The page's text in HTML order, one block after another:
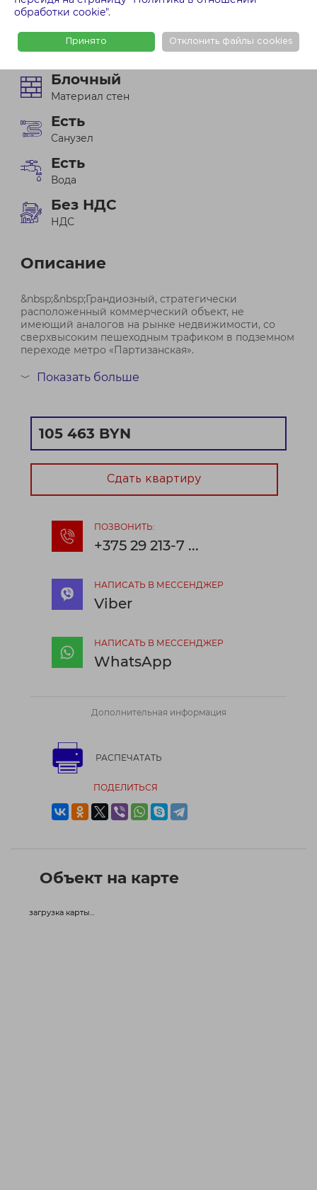
обработки cookie".
Принято Отклонить файлы cookies
Высота потолков
2012
Год постройки
Блочный
Материал стен
Есть
Санузел
Есть
Вода
Без НДС
НДС
Описание
&nbsp;&nbsp;Грандиозный, стратегически
расположенный коммерческий объект, не
имеющий аналогов на рынке недвижимости, со
сверхвысоким пешеходным трафиком в подземном
переходе метро «Партизанская».
&nbsp;&nbsp;Помещение находится в эпицентре
﹀ Показать больше
105 463 BYN
Сдать квартиру
ПОЗВОНИТЬ:
+375 29 213-7 ...
НАПИСАТЬ В МЕССЕНДЖЕР
Viber
НАПИСАТЬ В МЕССЕНДЖЕР
WhatsApp
Дополнительная информация
РАСПЕЧАТАТЬ
ПОДЕЛИТЬСЯ
Объект на карте
загрузка карты...